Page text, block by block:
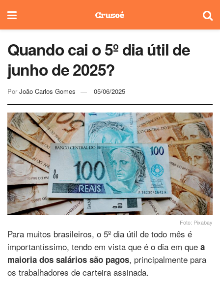
Quando cai o 5º dia útil de
junho de 2025?
Por João Carlos Gomes 05/06/2025
Foto: Pixabay
Para muitos brasileiros, o 5º dia útil de todo mês é
importantíssimo, tendo em vista que é o dia em que a
maioria dos salários são pagos, principalmente para
os trabalhadores de carteira assinada.